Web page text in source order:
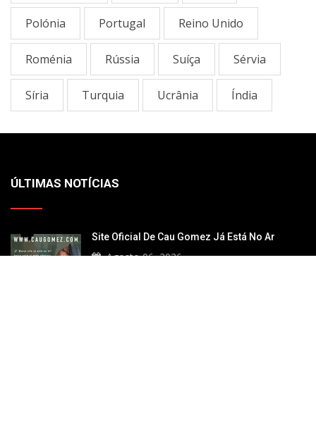
Polónia Portugal Reino Unido
Roménia Rússia Suíça Sérvia
Sí­ria Turquia Ucrânia Índia
ÚLTIMAS NOTÍCIAS
Site Oficial De Cau Gomez Já Está No Ar
Agosto 06, 2026